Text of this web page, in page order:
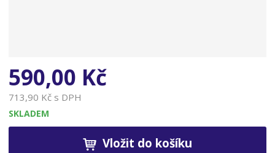
590,00 Kč
713,90 Kč s DPH
SKLADEM
Vložit do košíku